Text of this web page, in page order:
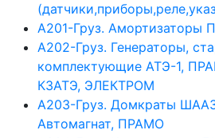
А201-Груз. Амортизаторы
А202-Груз. Генераторы,
комплектующие АТЭ-1,
КЗАТЭ, ЭЛЕКТРОМ
А203-Груз. Домкраты
Автомагнат, ПРАМО